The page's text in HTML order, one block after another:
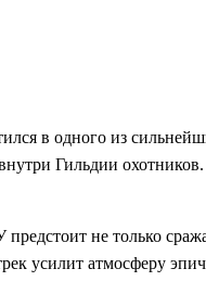
в одного из
Гильдии
не только
усилит атмосферу